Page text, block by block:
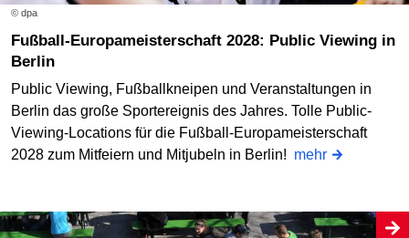
© dpa
Fußball-Europameisterschaft 2028: Public Viewing in
Berlin
Public Viewing, Fußballkneipen und Veranstaltungen in
Berlin das große Sportereignis des Jahres. Tolle Public-
Viewing-Locations für die Fußball-Europameisterschaft
2028 zum Mitfeiern und Mitjubeln in Berlin! mehr